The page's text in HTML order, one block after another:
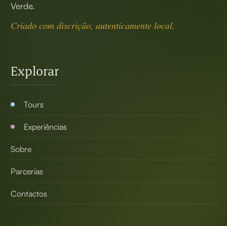
Verde.
Criado com discrição, autenticamente local.
Explorar
Tours
Experiências
Sobre
Parcerias
Contactos